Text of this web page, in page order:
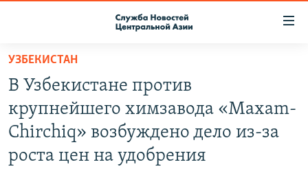
Вернуться
основному
содержанию
Вернутся
главной
О ПРОЕКТЕ
КОНТАКТЫ
УЗБЕКИСТАН
В Узбекистане против
крупнейшего химзавода «Maxam-
Chirchiq» возбуждено дело из-за
роста цен на удобрения